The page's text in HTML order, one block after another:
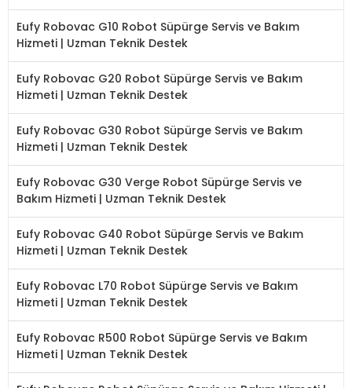
Eufy Robovac G10 Robot Süpürge Servis ve Bakım
Hizmeti | Uzman Teknik Destek
Eufy Robovac G20 Robot Süpürge Servis ve Bakım
Hizmeti | Uzman Teknik Destek
Eufy Robovac G30 Robot Süpürge Servis ve Bakım
Hizmeti | Uzman Teknik Destek
Eufy Robovac G30 Verge Robot Süpürge Servis ve
Bakım Hizmeti | Uzman Teknik Destek
Eufy Robovac G40 Robot Süpürge Servis ve Bakım
Hizmeti | Uzman Teknik Destek
Eufy Robovac L70 Robot Süpürge Servis ve Bakım
Hizmeti | Uzman Teknik Destek
Eufy Robovac R500 Robot Süpürge Servis ve Bakım
Hizmeti | Uzman Teknik Destek